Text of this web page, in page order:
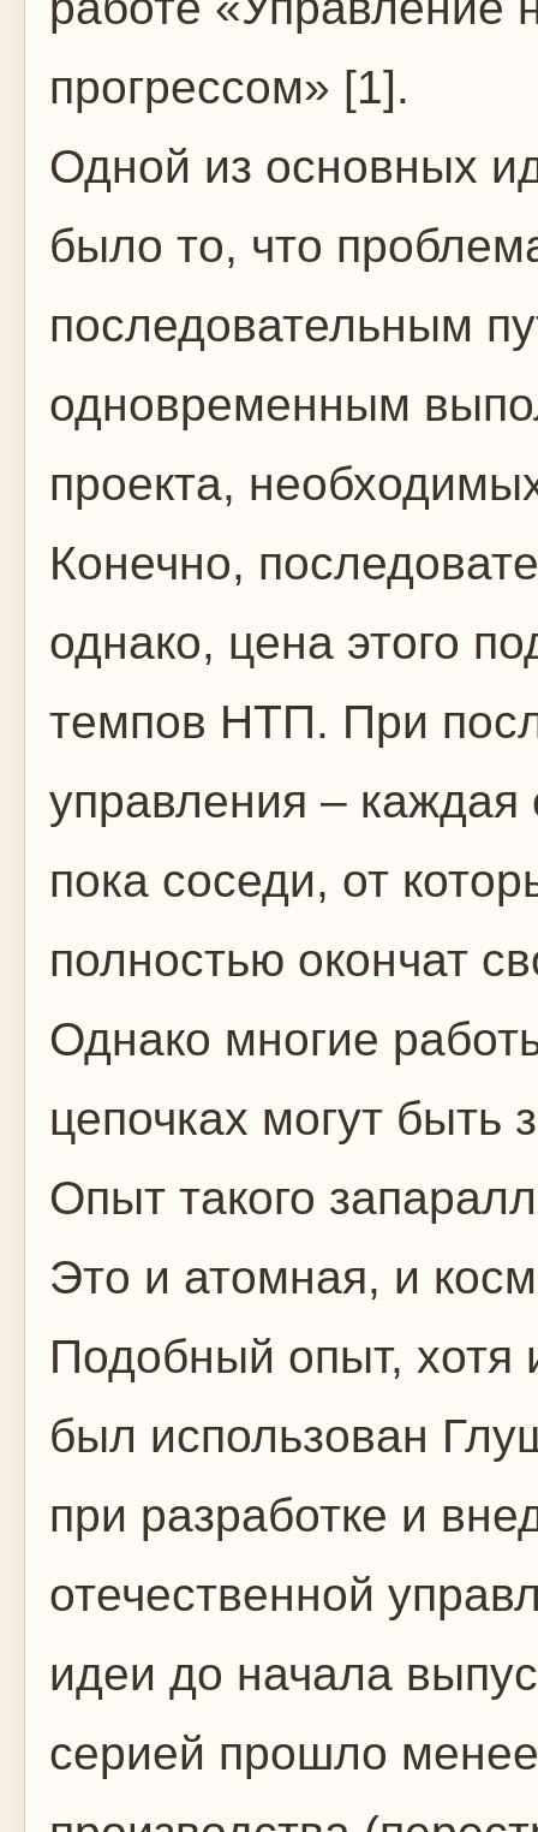
прогрессом» [1].
Одной из основных
было то, что
последовательным
одновременным
проекта,
Конечно,
однако, цена этого
темпов НТП. При
управления –
пока соседи, от
полностью окончат
Однако многие
цепочках могут быть
Опыт такого
Это и атомная, и
Подобный опыт,
был использован
при разработке и
отечественной
идеи до начала
серией прошло менее